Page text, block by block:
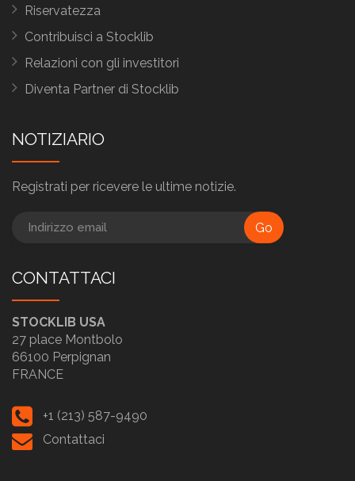
Riservatezza
Contribuisci a Stocklib
Relazioni con gli investitori
Diventa Partner di Stocklib
NOTIZIARIO
Registrati per ricevere le ultime notizie.
Go
CONTATTACI
STOCKLIB USA
27 place Montbolo
66100 Perpignan
FRANCE
+1 (213) 587-9490
Contattaci